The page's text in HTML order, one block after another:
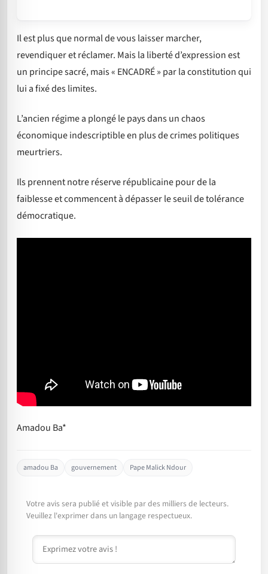
Il est plus que normal de vous laisser marcher,
revendiquer et réclamer. Mais la liberté d’expression est
un principe sacré, mais « ENCADRÉ » par la constitution qui
lui a fixé des limites.
L’ancien régime a plongé le pays dans un chaos
économique indescriptible en plus de crimes politiques
meurtriers.
Ils prennent notre réserve républicaine pour de la
faiblesse et commencent à dépasser le seuil de tolérance
démocratique.
Amadou Ba*
amadou Ba gouvernement Pape Malick Ndour
Votre avis sera publié et visible par des milliers de lecteurs.
Veuillez l'exprimer dans un langage respectueux.
Commentaire